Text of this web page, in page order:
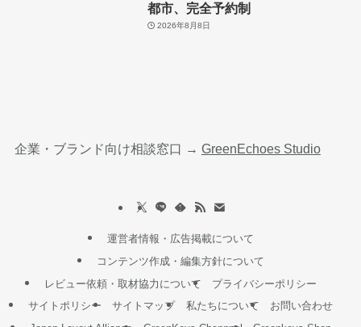
都市、完全予約制
2026年8月8日
企業・ブランド向け相談窓口 → GreenEchoes Studio
運営者情報・広告掲載について
コンテンツ作成・編集方針について
レビュー依頼・取材協力について
プライバシーポリシー
サイトポリシー
サイトマップ 私たちについて
お問い合わせ